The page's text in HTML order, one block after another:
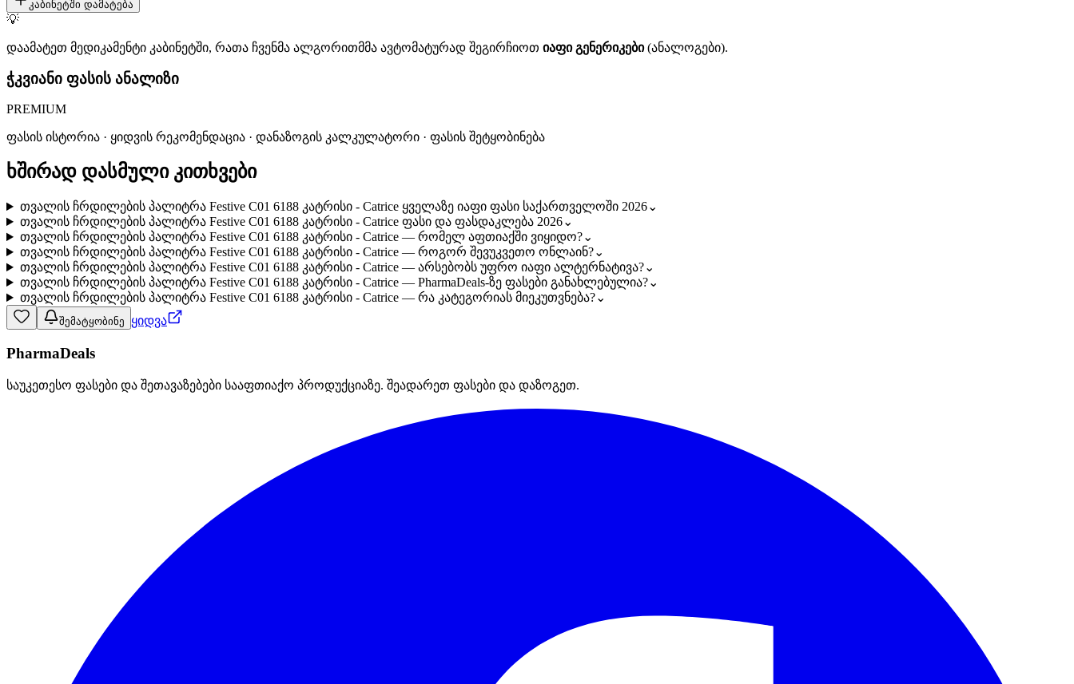
კაბინეტში დამატება
💡
დაამატეთ მედიკამენტი კაბინეტში, რათა ჩვენმა ალგორითმმა ავტომატურად შეგირჩიოთ იაფი გენერიკები(ანალოგები).
ჭკვიანი ფასის ანალიზი
PREMIUM
ფასის ისტორია · ყიდვის რეკომენდაცია · დანაზოგის კალკულატორი · ფასის შეტყობინება
ხშირად დასმული კითხვები
თვალის ჩრდილების პალიტრა Festive C01 6188 კატრისი - Catrice ყველაზე იაფი ფასი საქართველოში 2026⌄
თვალის ჩრდილების პალიტრა Festive C01 6188 კატრისი - Catrice ფასი და ფასდაკლება 2026⌄
თვალის ჩრდილების პალიტრა Festive C01 6188 კატრისი - Catrice — რომელ აფთიაქში ვიყიდო?⌄
თვალის ჩრდილების პალიტრა Festive C01 6188 კატრისი - Catrice — როგორ შევუკვეთო ონლაინ?⌄
თვალის ჩრდილების პალიტრა Festive C01 6188 კატრისი - Catrice — არსებობს უფრო იაფი ალტერნატივა?⌄
თვალის ჩრდილების პალიტრა Festive C01 6188 კატრისი - Catrice — PharmaDeals-ზე ფასები განახლებულია?⌄
თვალის ჩრდილების პალიტრა Festive C01 6188 კატრისი - Catrice — რა კატეგორიას მიეკუთვნება?⌄
შემატყობინე ყიდვა
PharmaDeals
საუკეთესო ფასები და შეთავაზებები სააფთიაქო პროდუქციაზე. შეადარეთ ფასები და დაზოგეთ.